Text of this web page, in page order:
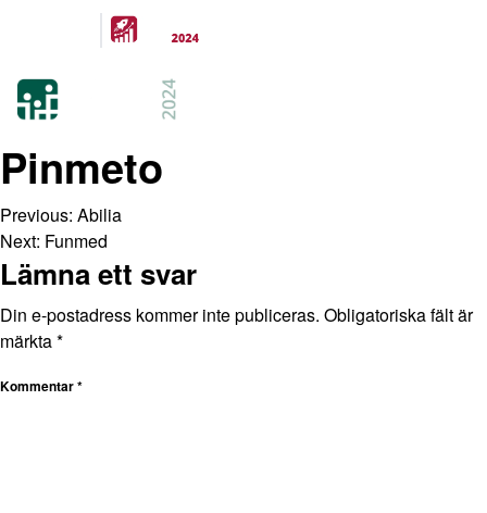
Pinmeto
Previous: Abilia
Next: Funmed
Lämna ett svar
Din e-postadress kommer inte publiceras. Obligatoriska fält är
märkta*
Kommentar*